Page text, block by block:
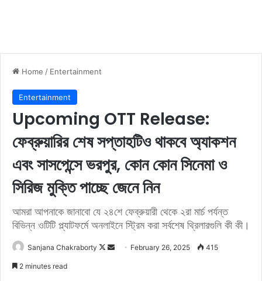
Home / Entertainment
Entertainment
Upcoming OTT Release:
ফেব্রুয়ারির শেষ সপ্তাহটিও থাকবে অ্যাকশন
এবং সাসপেন্সে ভরপুর, কোন কোন সিনেমা ও
সিরিজ মুক্তি পাচ্ছে জেনে নিন
আমরা আপনাকে জানাবো যে ২৪শে ফেব্রুয়ারী থেকে ২রা মার্চ পর্যন্ত
বিভিন্ন ওটিটি প্ল্যাটফর্মে অনলাইনে স্ট্রিম করা সর্বশেষ থ্রিলারগুলি কী কী।
Sanjana Chakraborty
F
February 26, 2025 415
2 minutes read